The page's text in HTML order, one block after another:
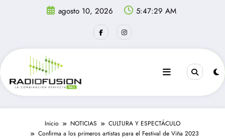
agosto 10, 2026 5:47:29 AM
Inicio NOTICIAS
CULTURA Y ESPECTÁCULO
Confirma a los primeros artistas para el Festival de Viña 2023